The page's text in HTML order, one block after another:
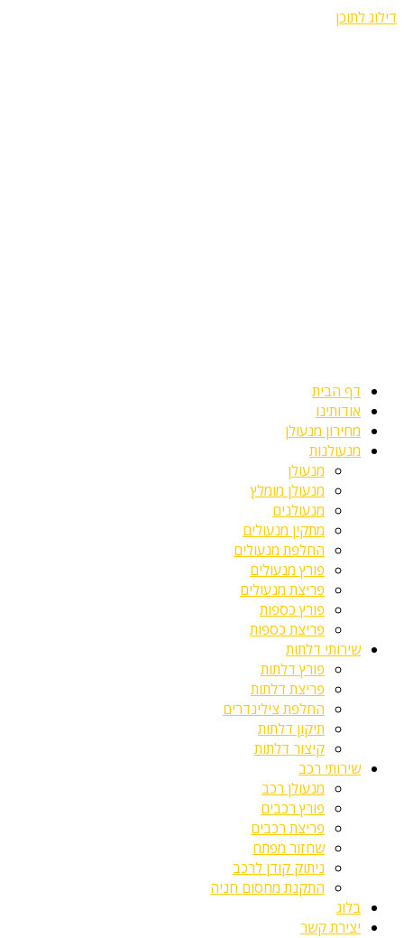
דילוג לתוכן
דף הבית
אודותינו
מחירון מנעולן
מנעולנות
מנעולן
מנעולן מומלץ
מנעולנים
מתקין מנעולים
החלפת מנעולים
פורץ מנעולים
פריצת מנעולים
פורץ כספות
פריצת כספות
שירותי דלתות
פורץ דלתות
פריצת דלתות
החלפת צילינדרים
תיקון דלתות
קיצור דלתות
שירותי רכב
מנעולן רכב
פורץ רכבים
פריצת רכבים
שחזור מפתח
ניתוק קודן לרכב
התקנת מחסום חניה
בלוג
יצירת קשר